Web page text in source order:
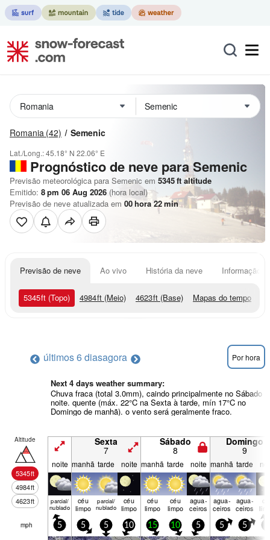
Romania (42) Semenic
Lat./Long.:45.18° N 22.06° E
Prognóstico de neve para Semenic
Previsão meteorológica para Semenic em 5345ft altitude
Emitido: 8 pm 06 Aug 2026 (hora local)
Previsão de neve atualizada em 00hora22min
Previsão de neve Ao vivo História da neve Informação
5345ft (Topo) 4984ft (Meio) 4623ft (Base) Mapas do tempo
últimos 6 diasagora Por hora
Next 4 days weather summary:
Chuva fraca (total 3.0mm), caindo principalmente no Sábado à
noite. quente (máx. 22°C na Sexta à tarde, mín 17°C no
Domingo de manhã). o vento será geralmente fraco.
Altitude
5345ft
4984ft
4623ft
Sexta
7
Sábado
8
Domingo
9
noite manhã tarde noite manhã tarde noite manhã tarde
parcial/
nublado
céu
limpo
parcial/
nublado
céu
limpo
céu
limpo
céu
limpo
agua­
ceiros
agua­
ceiros
agua­
ceiros
mph 5 5 5 10 15 10 5 5 5